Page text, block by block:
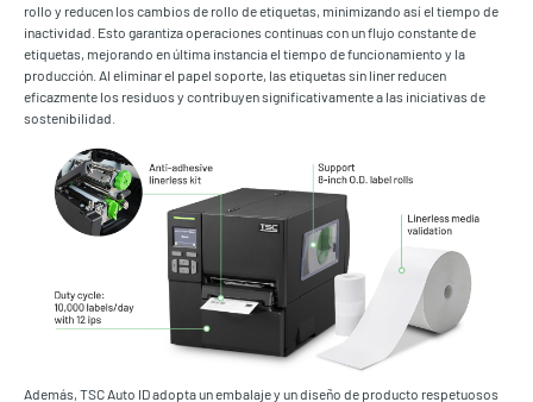
rollo y reducen los cambios de rollo de etiquetas, minimizando así el tiempo de
inactividad. Esto garantiza operaciones continuas con un flujo constante de
etiquetas, mejorando en última instancia el tiempo de funcionamiento y la
producción. Al eliminar el papel soporte, las etiquetas sin liner reducen
eficazmente los residuos y contribuyen significativamente a las iniciativas de
sostenibilidad.
Además, TSC Auto ID adopta un embalaje y un diseño de producto respetuosos